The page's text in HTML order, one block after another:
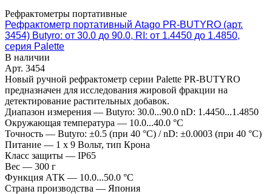
Рефрактометры портативные
Рефрактометр портативный Atago PR-BUTYRO (арт.
3454) Butyro: от 30.0 до 90.0, RI: от 1.4450 до 1.4850,
серия Palette
В наличии
Арт. 3454
Новый ручной рефрактометр серии Palette PR-BUTYRO
предназначен для исследования жировой фракции на
детектирование растительных добавок.
Диапазон измерения — Butyro: 30.0...90.0 nD: 1.4450...1.4850
Окружающая температура — 10.0...40.0 °C
Точность — Butyro: ±0.5 (при 40 °C) / nD: ±0.0003 (при 40 °C)
Питание — 1 x 9 Вольт, тип Крона
Класс защиты — IP65
Вес — 300 г
Функция АТК — 10.0...50.0 °C
Страна производства — Япония